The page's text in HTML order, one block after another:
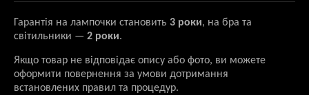
Гарантія на лампочки становить 3 роки, на бра та
світильники — 2 роки.
Якщо товар не відповідає опису або фото, ви можете
оформити повернення за умови дотримання
встановлених правил та процедур.